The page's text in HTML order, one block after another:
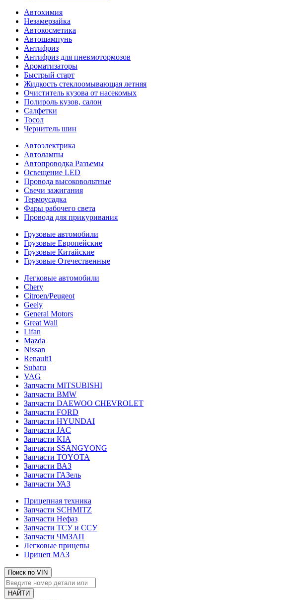
Автохимия
Незамерзайка
Автокосметика
Автошампунь
Антифриз
Антифриз для пневмотормозов
Ароматизаторы
Быстрый старт
Жидкость стеклоомывающая летняя
Очиститель кузова от насекомых
Полироль кузов, салон
Салфетки
Тосол
Чернитель шин
Автоэлектрика
Автолампы
Автопроводка Разъемы
Освещение LED
Провода высоковольтные
Свечи зажигания
Термоусадка
Фары рабочего света
Провода для прикуривания
Грузовые автомобили
Грузовые Европейские
Грузовые Китайские
Грузовые Отечественные
Легковые автомобили
Chery
Citroen/Peugeot
Geely
General Motors
Great Wall
Lifan
Mazda
Nissan
Renault1
Subaru
VAG
Запчасти MITSUBISHI
Запчасти BMW
Запчасти DAEWOO CHEVROLET
Запчасти FORD
Запчасти HYUNDAI
Запчасти JAC
Запчасти KIA
Запчасти SSANGYONG
Запчасти TOYOTA
Запчасти ВАЗ
Запчасти ГАЗель
Запчасти УАЗ
Прицепная техника
Запчасти SCHMITZ
Запчасти Нефаз
Запчасти ТСУ и ССУ
Запчасти ЧМЗАП
Легковые прицепы
Прицеп МАЗ
Поиск по VIN